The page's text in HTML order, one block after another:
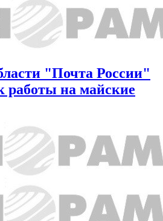
"Почта России"
работы на майские